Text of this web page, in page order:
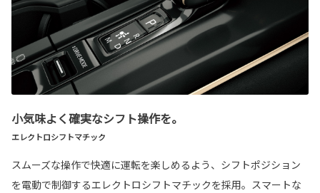
小気味よく確実なシフト操作を。
エレクトロシフトマチック
スムーズな操作で快適に運転を楽しめるよう、シフトポジション
を電動で制御するエレクトロシフトマチックを採用。スマートな